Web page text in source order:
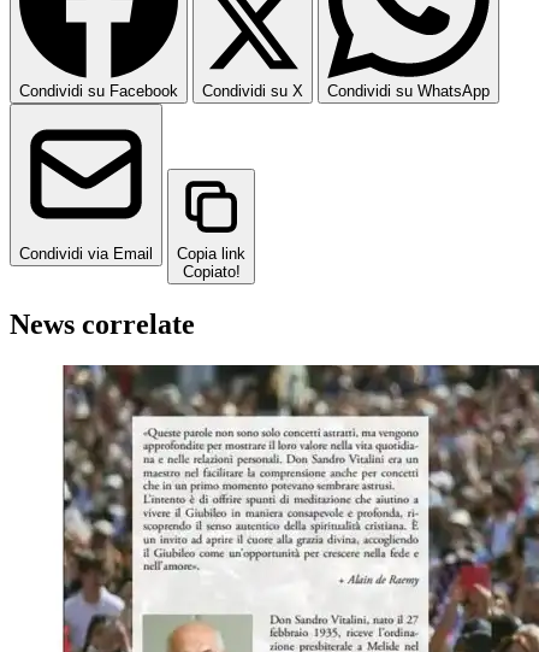
Condividi su Facebook Condividi su X Condividi su WhatsApp
Condividi via Email
Copia link
Copiato!
News correlate